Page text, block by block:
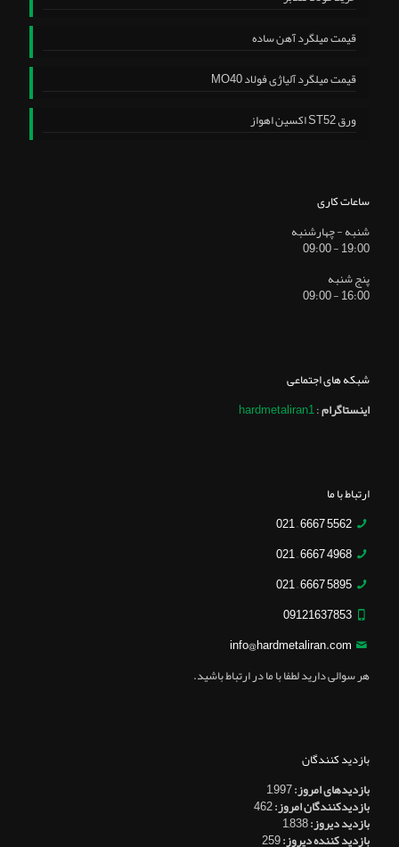
قیمت میلگرد آهن ساده
قیمت میلگرد آلیاژی فولاد MO40
ورق ST52 اکسین اهواز
ساعات کاری
شنبه - چهارشنبه
19:00 - 09:00
پنج شنبه
16:00 - 09:00
شبکه های اجتماعی
اینستاگرام:
hardmetaliran1
ارتباط با ما
5562 6667 – 021
4968 6667 – 021
5895 6667 – 021
09121637853
info@hardmetaliran.com
هر سوالی دارید لطفا با ما در ارتباط باشید.
بازدید کنندگان
بازدیدهای امروز:1,997
بازدیدکنندگان امروز:462
بازدید دیروز:1,838
بازدید کننده دیروز:259